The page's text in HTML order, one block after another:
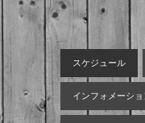
スケジュール
インフォメーショ